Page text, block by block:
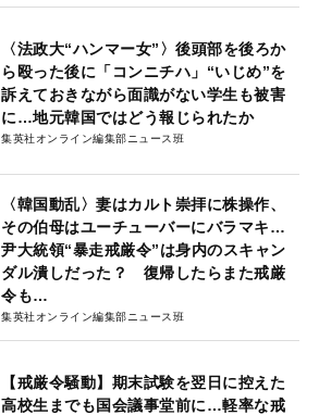
〈法政大“ハンマー女”〉後頭部を後ろか
ら殴った後に「コンニチハ」“いじめ”を
訴えておきながら面識がない学生も被害
に…地元韓国ではどう報じられたか
集英社オンライン編集部ニュース班
〈韓国動乱〉妻はカルト崇拝に株操作、
その伯母はユーチューバーにバラマキ…
尹大統領“暴走戒厳令”は身内のスキャン
ダル潰しだった？ 復帰したらまた戒厳
令も…
集英社オンライン編集部ニュース班
【戒厳令騒動】期末試験を翌日に控えた
高校生までも国会議事堂前に…軽率な戒